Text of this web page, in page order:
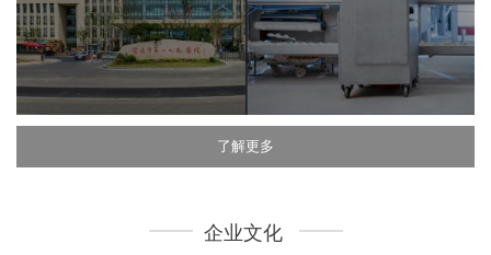
了解更多
企业文化